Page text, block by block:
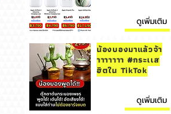
ดูเพิ่มเติม
น้องบองมาแล้วจ้า
าาาาาาา #กระเเส
ฮิตใน TikTok
ดูเพิ่มเติม